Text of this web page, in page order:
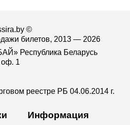
©
билетов, 2013 — 2026
Республика Беларусь
оф. 1
реестре РБ 04.06.2014 г.
Информация